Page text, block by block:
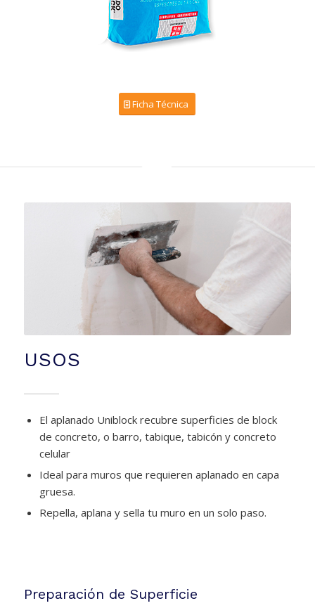
Ficha Técnica
USOS
El aplanado Uniblock recubre superficies de block
de concreto, o barro, tabique, tabicón y concreto
celular
Ideal para muros que requieren aplanado en capa
gruesa.
Repella, aplana y sella tu muro en un solo paso.
Preparación de Superficie